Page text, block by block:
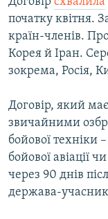
початку квітня.
країн-членів.
Корея й Іран.
зокрема, Росія,
Договір, який
звичайними
бойової
бойової авіації
через 90 днів
держава-